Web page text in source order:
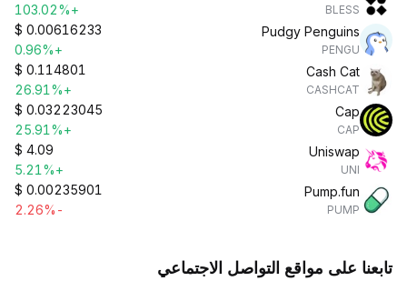
BLESS
+103.02%
Pudgy Penguins
PENGU
$ 0.00616233
+0.96%
Cash Cat
CASHCAT
$ 0.114801
+26.91%
Cap
CAP
$ 0.03223045
+25.91%
Uniswap
UNI
$ 4.09
+5.21%
Pump.fun
PUMP
$ 0.00235901
-2.26%
تابعنا على مواقع التواصل الاجتماعي